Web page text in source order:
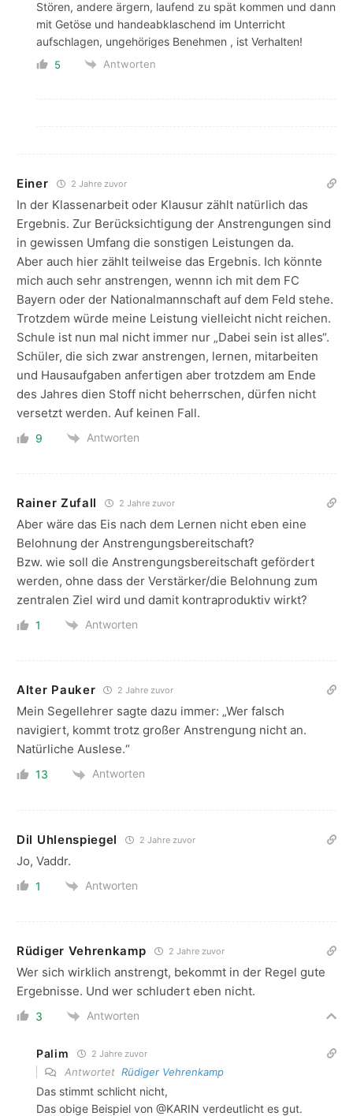
Stören, andere ärgern, laufend zu spät kommen und dann
mit Getöse und handeabklaschend im Unterricht
aufschlagen, ungehöriges Benehmen , ist Verhalten!
5 Antworten
Einer 2 Jahre zuvor
In der Klassenarbeit oder Klausur zählt natürlich das
Ergebnis. Zur Berücksichtigung der Anstrengungen sind
in gewissen Umfang die sonstigen Leistungen da.
Aber auch hier zählt teilweise das Ergebnis. Ich könnte
mich auch sehr anstrengen, wennn ich mit dem FC
Bayern oder der Nationalmannschaft auf dem Feld stehe.
Trotzdem würde meine Leistung vielleicht nicht reichen.
Schule ist nun mal nicht immer nur „Dabei sein ist alles“.
Schüler, die sich zwar anstrengen, lernen, mitarbeiten
und Hausaufgaben anfertigen aber trotzdem am Ende
des Jahres dien Stoff nicht beherrschen, dürfen nicht
versetzt werden. Auf keinen Fall.
9 Antworten
Rainer Zufall 2 Jahre zuvor
Aber wäre das Eis nach dem Lernen nicht eben eine
Belohnung der Anstrengungsbereitschaft?
Bzw. wie soll die Anstrengungsbereitschaft gefördert
werden, ohne dass der Verstärker/die Belohnung zum
zentralen Ziel wird und damit kontraproduktiv wirkt?
1 Antworten
Alter Pauker 2 Jahre zuvor
Mein Segellehrer sagte dazu immer: „Wer falsch
navigiert, kommt trotz großer Anstrengung nicht an.
Natürliche Auslese.“
13 Antworten
Dil Uhlenspiegel 2 Jahre zuvor
Jo, Vaddr.
1 Antworten
Rüdiger Vehrenkamp 2 Jahre zuvor
Wer sich wirklich anstrengt, bekommt in der Regel gute
Ergebnisse. Und wer schludert eben nicht.
3 Antworten
Palim 2 Jahre zuvor
Antwortet Rüdiger Vehrenkamp
Das stimmt schlicht nicht,
Das obige Beispiel von @KARIN verdeutlicht es gut.